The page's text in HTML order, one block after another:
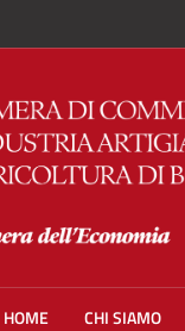
HOME CHI SIAMO